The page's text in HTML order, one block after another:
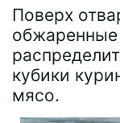
Поверх
кубики
мясо.